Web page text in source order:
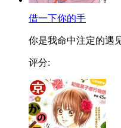
借一下你的手
你是我命中注定的遇
评分: